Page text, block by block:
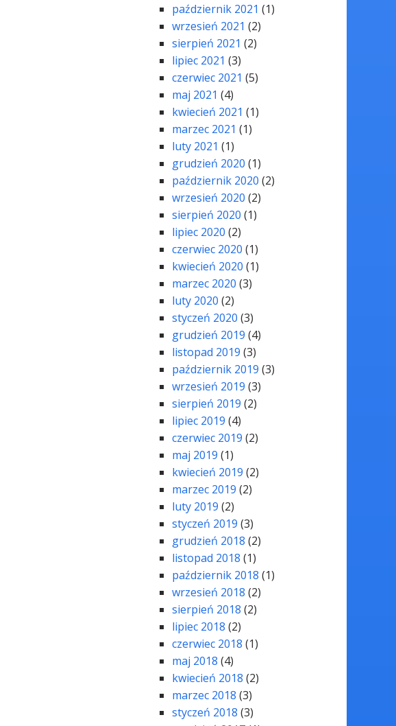
październik 2021 (1)
wrzesień 2021 (2)
sierpień 2021 (2)
lipiec 2021 (3)
czerwiec 2021 (5)
maj 2021 (4)
kwiecień 2021 (1)
marzec 2021 (1)
luty 2021 (1)
grudzień 2020 (1)
październik 2020 (2)
wrzesień 2020 (2)
sierpień 2020 (1)
lipiec 2020 (2)
czerwiec 2020 (1)
kwiecień 2020 (1)
marzec 2020 (3)
luty 2020 (2)
styczeń 2020 (3)
grudzień 2019 (4)
listopad 2019 (3)
październik 2019 (3)
wrzesień 2019 (3)
sierpień 2019 (2)
lipiec 2019 (4)
czerwiec 2019 (2)
maj 2019 (1)
kwiecień 2019 (2)
marzec 2019 (2)
luty 2019 (2)
styczeń 2019 (3)
grudzień 2018 (2)
listopad 2018 (1)
październik 2018 (1)
wrzesień 2018 (2)
sierpień 2018 (2)
lipiec 2018 (2)
czerwiec 2018 (1)
maj 2018 (4)
kwiecień 2018 (2)
marzec 2018 (3)
styczeń 2018 (3)